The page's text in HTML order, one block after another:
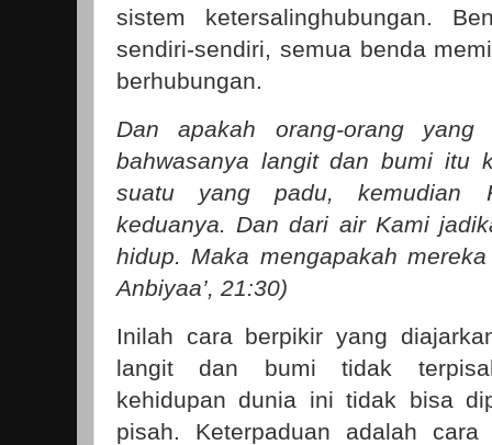
sistem ketersalinghubungan.
sendiri-sendiri, semua benda
berhubungan.
Dan apakah orang-orang
bahwasanya langit dan bumi itu
suatu yang padu, kemudian
keduanya. Dan dari air Kami
hidup. Maka mengapakah
Anbiyaa’, 21:30)
Inilah cara berpikir yang
langit dan bumi tidak
kehidupan dunia ini tidak bisa
pisah. Keterpaduan adalah